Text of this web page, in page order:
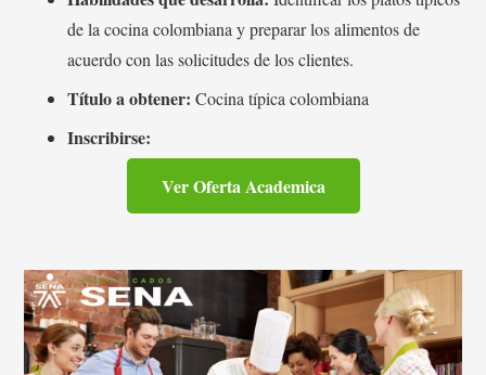
de la cocina colombiana y preparar los alimentos de
acuerdo con las solicitudes de los clientes.
Título a obtener: Cocina típica colombiana
Inscribirse:
Ver Oferta Academica